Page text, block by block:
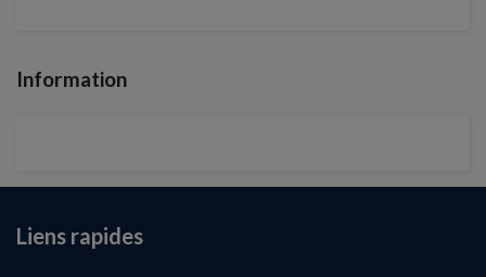
Information
Liens rapides